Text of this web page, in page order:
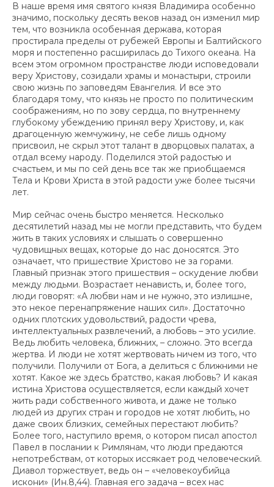
В наше время имя святого князя Владимира особенно
значимо, поскольку десять веков назад он изменил мир
тем, что возникла особенная держава, которая
простирала пределы от рубежей Европы и Балтийского
моря и постепенно расширилась до Тихого океана. На
всем этом огромном пространстве люди исповедовали
веру Христову, созидали храмы и монастыри, строили
свою жизнь по заповедям Евангелия. И все это
благодаря тому, что князь не просто по политическим
соображениям, но по зову сердца, по внутреннему
глубокому убеждению принял веру Христову, и, как
драгоценную жемчужину, не себе лишь одному
присвоил, не скрыл этот талант в дворцовых палатах, а
отдал всему народу. Поделился этой радостью и
счастьем, и мы по сей день все так же приобщаемся
Тела и Крови Христа в этой радости уже более тысячи
лет.
Мир сейчас очень быстро меняется. Несколько
десятилетий назад мы не могли представить, что будем
жить в таких условиях и слышать о совершенно
чудовищных вещах, которые до нас доносятся. Это
означает, что пришествие Христово не за горами.
Главный признак этого пришествия – оскудение любви
между людьми. Возрастает ненависть, и, более того,
люди говорят: «А любви нам и не нужно, это излишне,
это некое перенапряжение наших сил». Достаточно
одних плотских удовольствий, радости чрева,
интеллектуальных развлечений, а любовь – это усилие.
Ведь любить человека, ближних, – сложно. Это всегда
жертва. И люди не хотят жертвовать ничем из того, что
получили. Получили от Бога, а делиться с ближними не
хотят. Какое же здесь братство, какая любовь? И какая
истина Христова осуществляется, если каждый хочет
жить ради собственного живота, и даже не только
людей из других стран и городов не хотят любить, но
даже своих близких, семейных перестают любить?
Более того, наступило время, о котором писал апостол
Павел в послании к Римлянам, что люди предаются
непотребствам, от которых иссякает род человеческий.
Диавол торжествует, ведь он – «человекоубийца
искони» (Ин.8,44). Главная его задача – всех нас